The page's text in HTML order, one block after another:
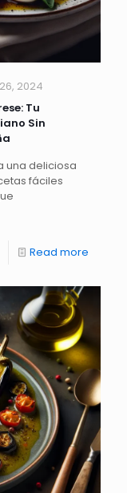
2024
Tu
Sin
una deliciosa
fáciles
Read more